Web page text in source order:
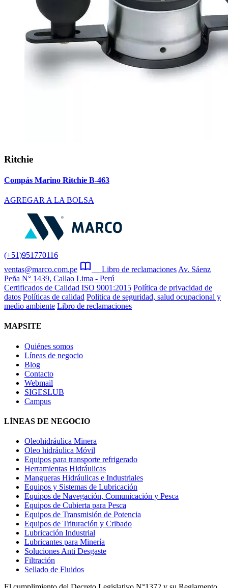
Ritchie
Compás Marino Ritchie B-463
AGREGAR A LA BOLSA
(+51)951770116
ventas@marco.com.pe
Libro de reclamaciones Av. Sáenz
Peña N° 1439, Callao Lima - Perú
Certificados de Calidad ISO 9001:2015 Política de privacidad de
datos Políticas de calidad Politica de seguridad, salud ocupacional y
medio ambiente Libro de reclamaciones
MAPSITE
Quiénes somos
Líneas de negocio
Blog
Contacto
Webmail
SIGESLUB
Campus
LÍNEAS DE NEGOCIO
Oleohidráulica Minera
Oleo hidráulica Móvil
Equipos para transporte refrigerado
Herramientas Hidráulicas
Mangueras Hidráulicas e Industriales
Equipos y Sistemas de Lubricación
Equipos de Navegación, Comunicación y Pesca
Equipos de Cubierta para Pesca
Equipos de Transmisión de Potencia
Equipos de Trituración y Cribado
Lubricación Industrial
Lubricantes para Minería
Soluciones Anti Desgaste
Filtración
Sellado de Fluidos